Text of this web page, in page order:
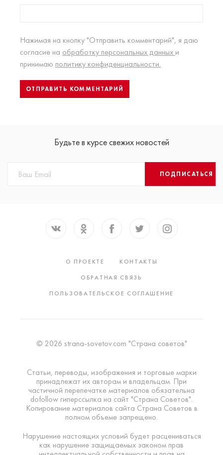
Нажимая на кнопку "Отправить комментарий", я даю
согласие на обработку персональных данных и
принимаю политику конфиденциальности.
Будьте в курсе свежих новостей
ПОДПИСАТЬСЯ
О ПРОЕКТЕ
КОНТАКТЫ
ОБРАТНАЯ СВЯЗЬ
ПОЛЬЗОВАТЕЛЬСКОЕ СОГЛАШЕНИЕ
© 2026 strana-sovetov.com "Страна советов"
Статьи, переводы, изображения и торговые марки
принадлежат их авторам и владельцам. При
частичной перепечатке материалов обязательна
dofollow гиперссылка на сайт "Страна Советов".
Копирование материалов сайта Страна Советов в
полном объеме запрещено.
Нарушение настоящих условий будет расцениваться
как нарушение защищаемых законом прав